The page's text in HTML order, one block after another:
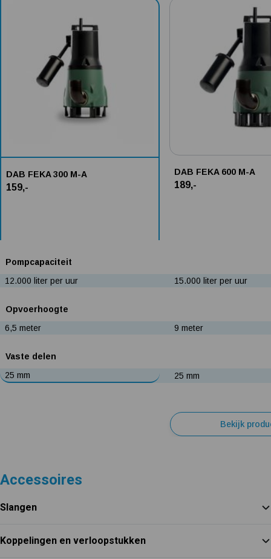
DAB FEKA 300 M-A
159,-
DAB FEKA 600 M-A
189,-
Pompcapaciteit
12.000 liter per uur
15.000 liter per uur
Opvoerhoogte
6,5 meter
9 meter
Vaste delen
25 mm
25 mm
Bekijk
Accessoires
Slangen
Koppelingen en verloopstukken